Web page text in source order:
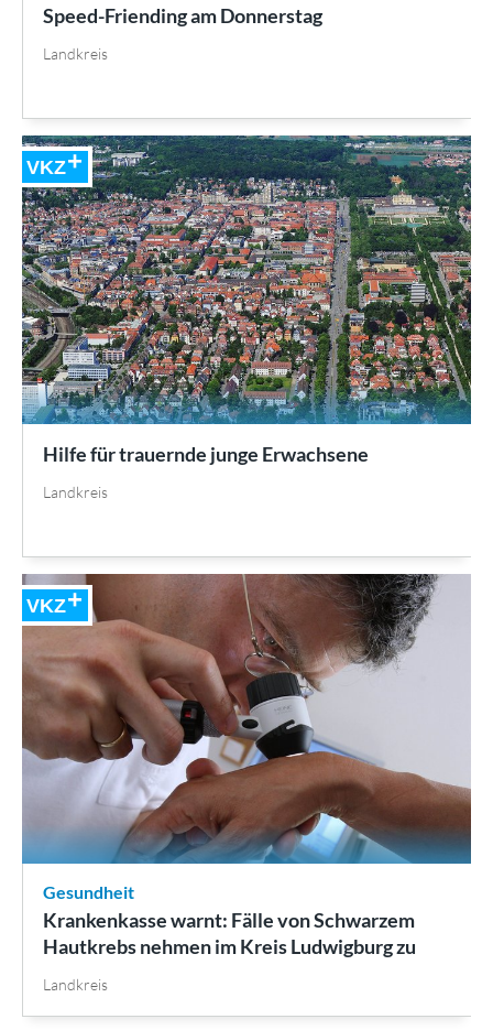
Speed-Friending am Donnerstag
Landkreis
VKZ
Hilfe für trauernde junge Erwachsene
Landkreis
VKZ
Gesundheit
Krankenkasse warnt: Fälle von Schwarzem
Hautkrebs nehmen im Kreis Ludwigburg zu
Landkreis